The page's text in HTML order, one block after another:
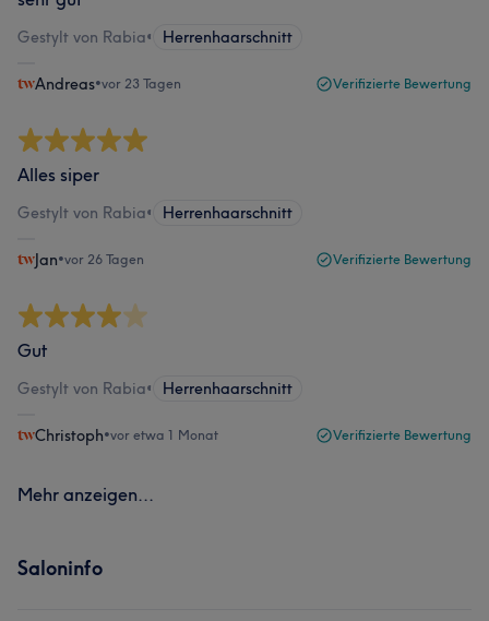
Gestylt von Rabia• Herrenhaarschnitt
Andreas•vor 23 Tagen Verifizierte Bewertung
Alles siper
Gestylt von Rabia• Herrenhaarschnitt
Jan•vor 26 Tagen Verifizierte Bewertung
Gut
Gestylt von Rabia• Herrenhaarschnitt
Christoph•vor etwa 1 Monat Verifizierte Bewertung
Mehr anzeigen...
Saloninfo